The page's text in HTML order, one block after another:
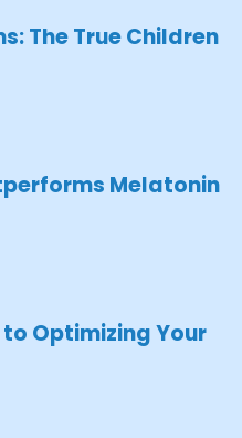
The True Children
Melatonin
to Optimizing Your